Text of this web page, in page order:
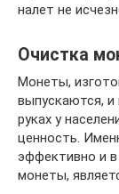
налет не
Очистка
Монеты,
выпускаются,
руках у
ценность.
эффективно и
монеты,